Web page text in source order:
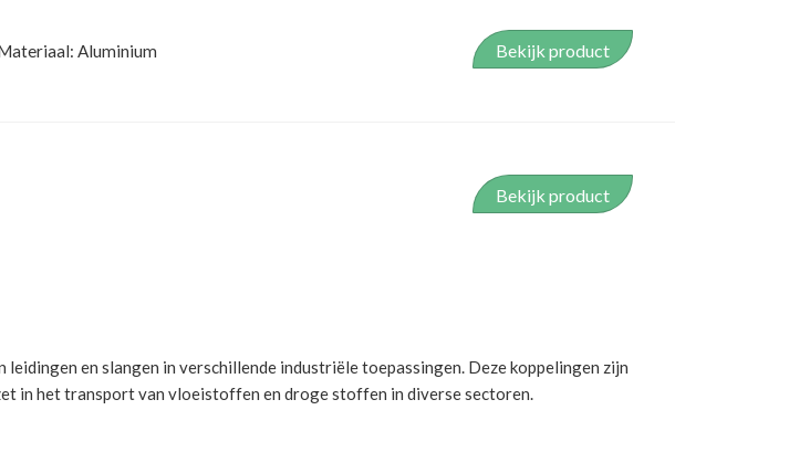
Aluminium Bekijk product
Bekijk product
en slangen in verschillende industriële toepassingen. Deze koppelingen zijn
in het transport van vloeistoffen en droge stoffen in diverse sectoren.